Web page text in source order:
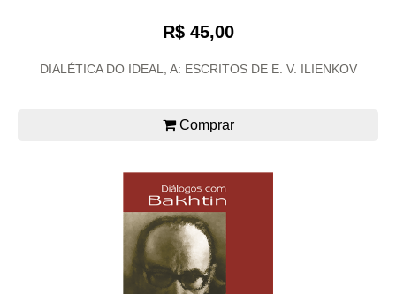
R$ 45,00
DIALÉTICA DO IDEAL, A: ESCRITOS DE E. V. ILIENKOV
Comprar